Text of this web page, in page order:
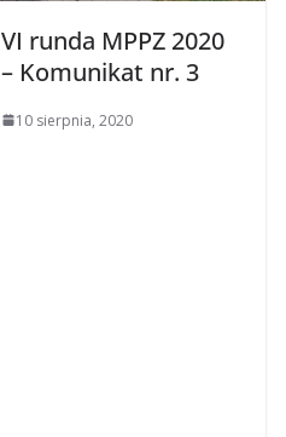
VI runda MPPZ 2020
– Komunikat nr. 3
10 sierpnia, 2020